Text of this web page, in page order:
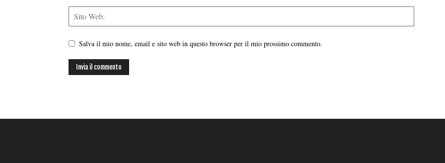
Salva il mio nome, email e sito web in questo browser per il mio prossimo commento.